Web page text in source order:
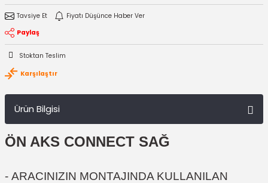
Tavsiye Et
Fiyatı Düşünce Haber Ver
Paylaş
Stoktan Teslim
Karşılaştır
Ürün Bilgisi
ÖN AKS CONNECT SAĞ
- ARACINIZIN MONTAJINDA KULLANILAN